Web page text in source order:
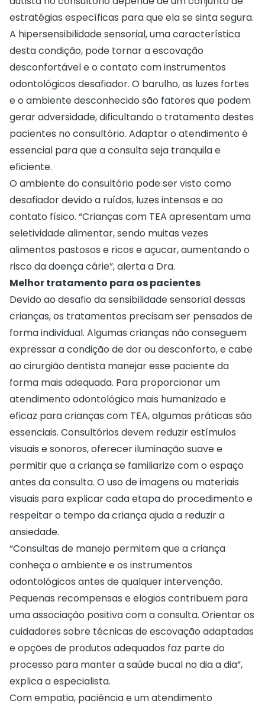
estratégias específicas para que ela se sinta segura.
A hipersensibilidade sensorial, uma característica
desta condição, pode tornar a escovação
desconfortável e o contato com instrumentos
odontológicos desafiador. O barulho, as luzes fortes
e o ambiente desconhecido são fatores que podem
gerar adversidade, dificultando o tratamento destes
pacientes no consultório. Adaptar o atendimento é
essencial para que a consulta seja tranquila e
eficiente.
O ambiente do consultório pode ser visto como
desafiador devido a ruídos, luzes intensas e ao
contato físico. “Crianças com TEA apresentam uma
seletividade alimentar, sendo muitas vezes
alimentos pastosos e ricos e açucar, aumentando o
risco da doença cárie”, alerta a Dra.
Melhor tratamento para os pacientes
Devido ao desafio da sensibilidade sensorial dessas
crianças, os tratamentos precisam ser pensados de
forma individual. Algumas crianças não conseguem
expressar a condição de dor ou desconforto, e cabe
ao cirurgião dentista manejar esse paciente da
forma mais adequada. Para proporcionar um
atendimento odontológico mais humanizado e
eficaz para crianças com TEA, algumas práticas são
essenciais. Consultórios devem reduzir estímulos
visuais e sonoros, oferecer iluminação suave e
permitir que a criança se familiarize com o espaço
antes da consulta. O uso de imagens ou materiais
visuais para explicar cada etapa do procedimento e
respeitar o tempo da criança ajuda a reduzir a
ansiedade.
“Consultas de manejo permitem que a criança
conheça o ambiente e os instrumentos
odontológicos antes de qualquer intervenção.
Pequenas recompensas e elogios contribuem para
uma associação positiva com a consulta. Orientar os
cuidadores sobre técnicas de escovação adaptadas
e opções de produtos adequados faz parte do
processo para manter a saúde bucal no dia a dia”,
explica a especialista.
Com empatia, paciência e um atendimento